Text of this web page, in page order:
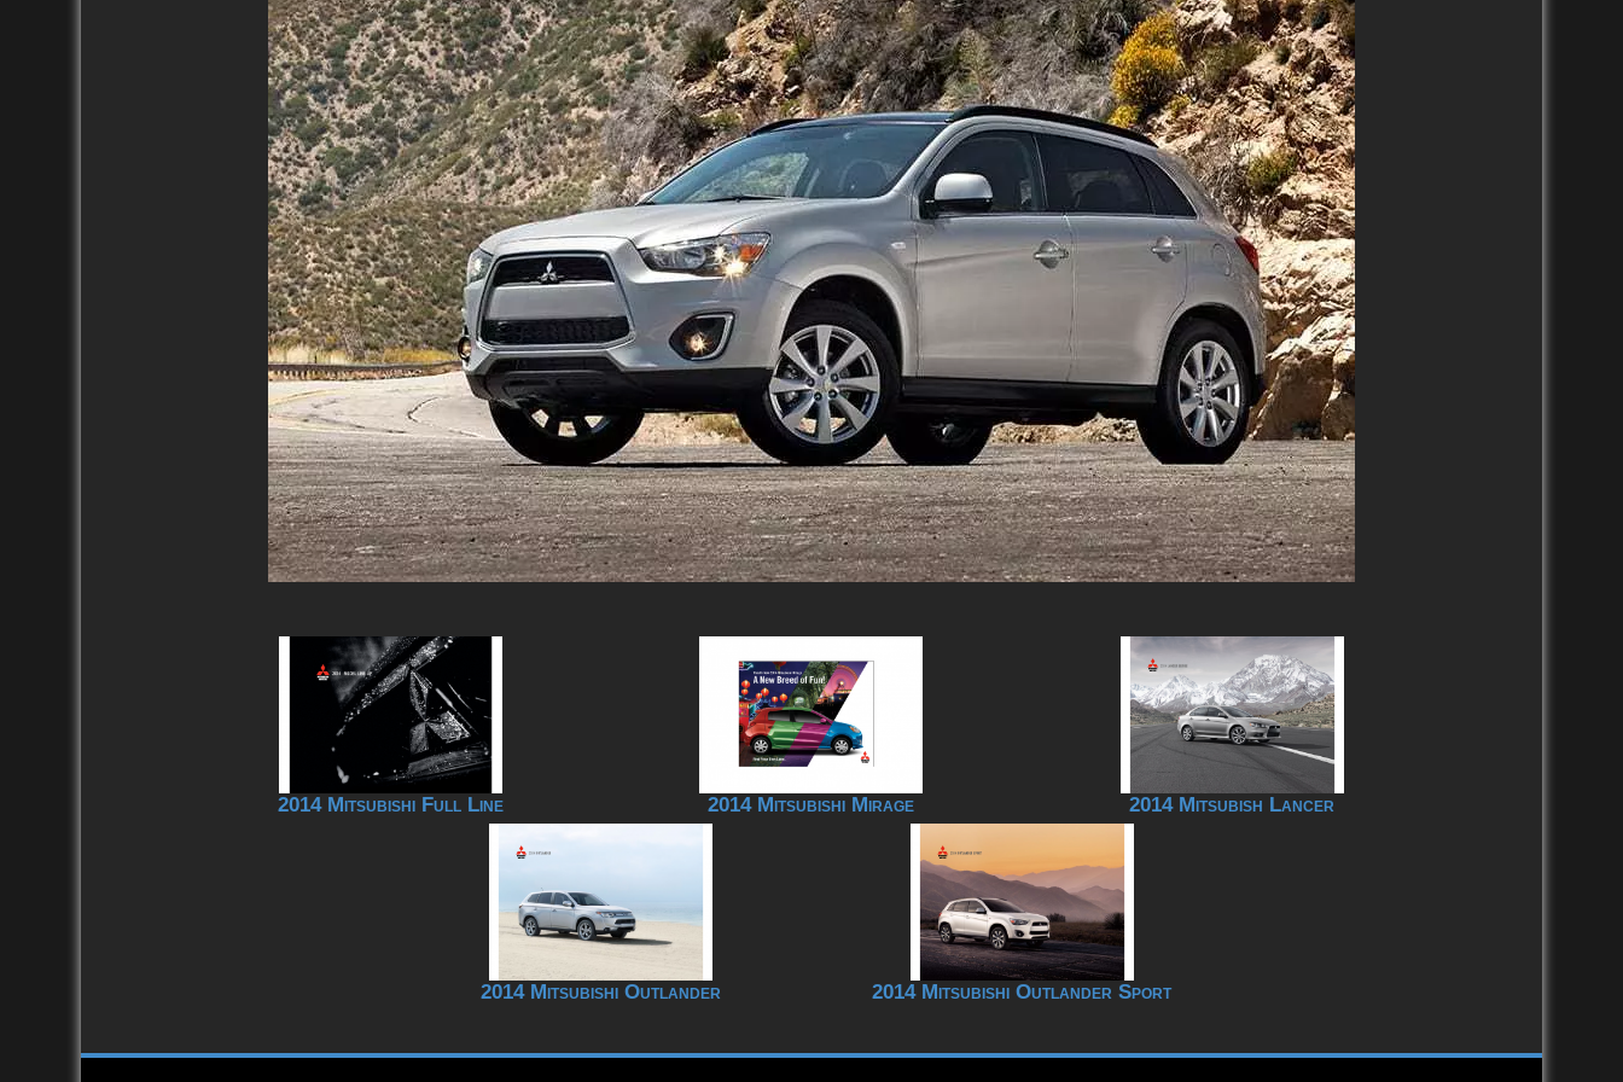
1950-1959
1940-1949
1930-1939
1925-1929
1950-1959
1940-1949
1930-1939
1920-1929
1914-1919
1930-1939
1928-1929
2014 Mitsubishi Full Line 2014 Mitsubishi Mirage 2014 Mitsubish Lancer
2014 Mitsubishi Outlander 2014 Mitsubishi Outlander Sport